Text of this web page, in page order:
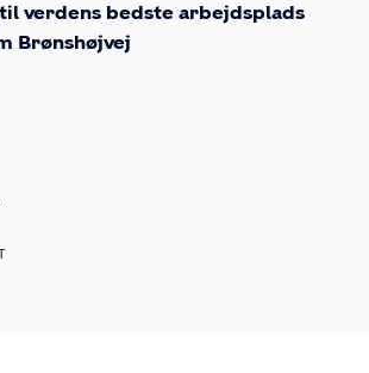
verdens bedste arbejdsplads
Brønshøjvej